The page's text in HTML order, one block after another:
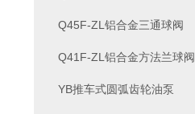
Q45F-ZL铝合金三通球阀
Q41F-ZL铝合金方法兰球阀
YB推车式圆弧齿轮油泵